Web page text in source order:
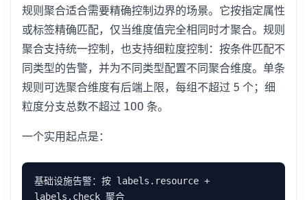
规则聚合适合需要精确控制边界的场景。它按指定属性
或标签精确匹配，仅当维度值完全相同时才聚合。规则
聚合支持统一控制，也支持细粒度控制：按条件匹配不
同类型的告警，并为不同类型配置不同聚合维度。单条
规则可选聚合维度有后端上限，每组不超过 5 个；细
粒度分支总数不超过 100 条。
一个实用起点是：
基础设施告警：按 labels.resource +